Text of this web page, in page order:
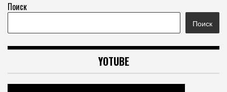
Поиск
Поиск
YOTUBE